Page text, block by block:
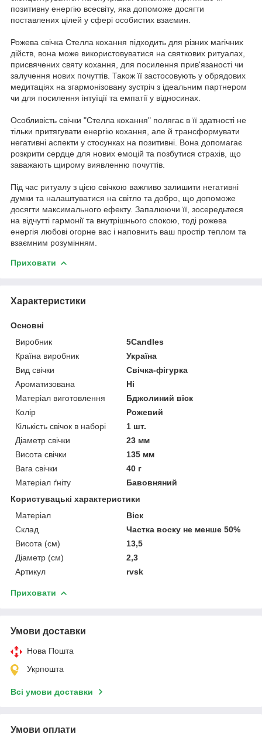
позитивну енергію всесвіту, яка допоможе досягти
поставлених цілей у сфері особистих взаємин.
Рожева свічка Стелла кохання підходить для різних магічних
дійств, вона може використовуватися на святкових ритуалах,
присвячених святу кохання, для посилення прив'язаності чи
залучення нових почуттів. Також її застосовують у обрядових
медитаціях на згармонізовану зустріч з ідеальним партнером
чи для посилення інтуїції та емпатії у відносинах.
Особливість свічки "Стелла кохання" полягає в її здатності не
тільки притягувати енергію кохання, але й трансформувати
негативні аспекти у стосунках на позитивні. Вона допомагає
розкрити сердце для нових емоцій та позбутися страхів, що
заважають щирому виявленню почуттів.
Під час ритуалу з цією свічкою важливо залишити негативні
думки та налаштуватися на світло та добро, що допоможе
досягти максимального ефекту. Запалюючи її, зосередьтеся
на відчутті гармонії та внутрішнього спокою, тоді рожева
енергія любові огорне вас і наповнить ваш простір теплом та
взаємним розумінням.
Приховати
Характеристики
Основні
Виробник
5Candles
Країна виробник
Україна
Вид свічки
Свічка-фігурка
Ароматизована
Ні
Матеріал виготовлення
Бджолиний віск
Колір
Рожевий
Кількість свічок в наборі
1 шт.
Діаметр свічки
23 мм
Висота свічки
135 мм
Вага свічки
40 г
Матеріал ґніту
Бавовняний
Користувацькі характеристики
Матеріал
Віск
Склад
Частка воску не менше 50%
Висота (см)
13,5
Діаметр (см)
2,3
Артикул
rvsk
Приховати
Умови доставки
Нова Пошта
Укрпошта
Всі умови доставки
Умови оплати